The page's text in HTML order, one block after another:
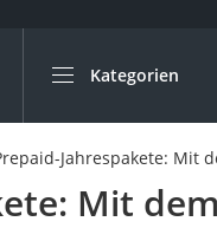
Kategorien
Die beliebtesten
Finanzen
Silbermünze
Hardware-Wallet
Jahrespakete: Mit
Mit